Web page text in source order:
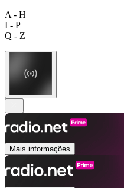
A - H
I - P
Q - Z
Mais informações